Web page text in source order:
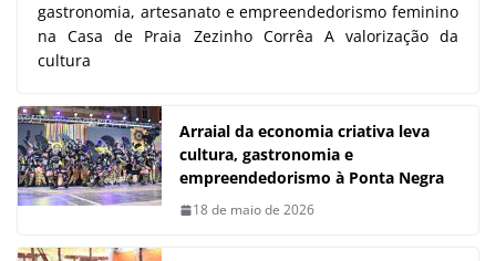
gastronomia, artesanato e empreendedorismo feminino
na Casa de Praia Zezinho Corrêa A valorização da
cultura
Arraial da economia criativa leva
cultura, gastronomia e
empreendedorismo à Ponta Negra
18 de maio de 2026